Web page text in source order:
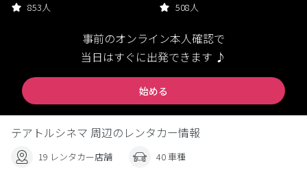
853人 508人
事前のオンライン本人確認で
当日はすぐに出発できます ♪
始める
テアトルシネマ 周辺のレンタカー情報
19 レンタカー店舗 40 車種